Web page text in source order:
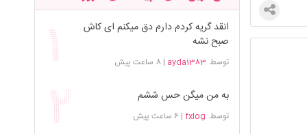
انقد گریه کردم دارم دق میکنم ای کاش
صبح نشه
توسطayda1383
|8 ساعت پیش
به من میگن حس ششم
توسط fxlog
| 6 ساعت پیش